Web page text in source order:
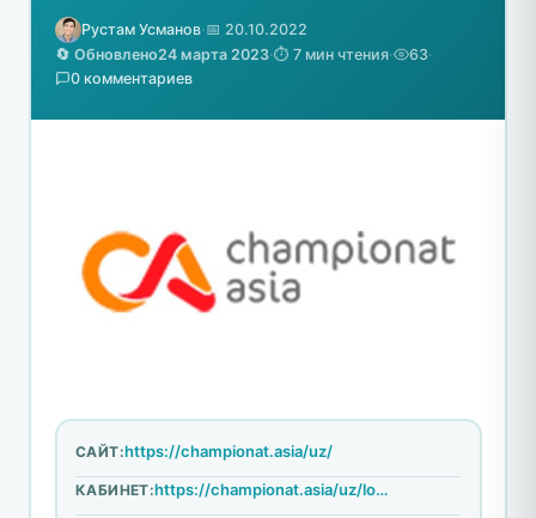
Рустам Усманов·📅 20.10.2022
🔄 Обновлено24 марта 2023·⏱️ 7 мин чтения· 63·
0 комментариев
САЙТ:https://championat.asia/uz/
КАБИНЕТ: https://championat.asia/uz/login